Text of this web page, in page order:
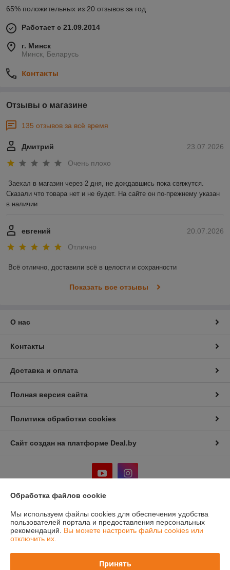
65% положительных из 20 отзывов за год
Работает с 21.09.2014
г. Минск
Минск, Беларусь
Контакты
Отзывы о магазине
135 отзывов за всё время
23.07.2026
Дмитрий
Очень плохо
Заехал в магазин через 2 дня, не дождавшись пока свяжутся.
Сказали что товара нет и не будет. На сайте он по-прежнему указан
в наличии
20.07.2026
евгений
Отлично
Всё отлично, доставили всё в целости и сохранности
Показать все отзывы
О нас
Контакты
Доставка и оплата
Полная версия сайта
Политика обработки cookies
Сайт создан на платформе Deal.by
Информация для покупателя
Юридическое лицо:ООО "Лигмет групп"
г.Минск, ул. Кальварийская 33, пом.200
Регистрационный номер ЕГР: 192331419
Обработка файлов cookie
Мы используем файлы cookies для обеспечения удобства
пользователей портала и предоставления персональных
рекомендаций. Вы можете настроить файлы cookies или
отключить их.
Принять